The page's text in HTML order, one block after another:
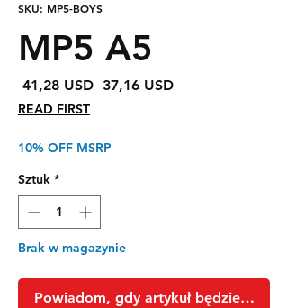
SKU: MP5-BOYS
MP5 A5
41,28 USD Regularna
37,16 USDCena
READ FIRST
10% OFF MSRP
Sztuk *
Brak w magazynie
Powiadom, gdy artykuł będzie